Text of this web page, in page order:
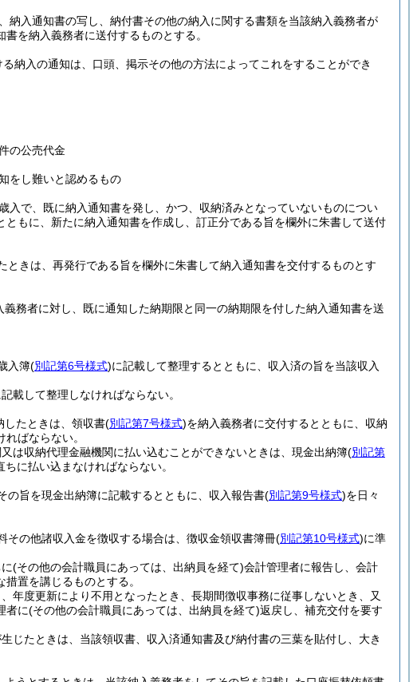
納入通知書の写し、納付書その他の納入に関する書類を当該納入義務者が
を納入義務者に送付するものとする。
納入の通知は、口頭、掲示その他の方法によってこれをすることができ
の公売代金
をし難いと認めるもの
入で、既に納入通知書を発し、かつ、収納済みとなっていないものについ
もに、新たに納入通知書を作成し、訂正分である旨を欄外に朱書して送付
きは、再発行である旨を欄外に朱書して納入通知書を交付するものとす
務者に対し、既に通知した納期限と同一の納期限を付した納入通知書を送
入簿(別記第6号様式)に記載して整理するとともに、収入済の旨を当該収入
載して整理しなければならない。
したときは、領収書(別記第7号様式)を納入義務者に交付するとともに、収納
ばならない。
は収納代理金融機関に払い込むことができないときは、現金出納簿(別記第
に払い込まなければならない。
旨を現金出納簿に記載するとともに、収入報告書(別記第9号様式)を日々
の他諸収入金を徴収する場合は、徴収金領収書簿冊(別記第10号様式)に準
(その他の会計職員にあっては、出納員を経て)会計管理者に報告し、会計
置を講じるものとする。
年度更新により不用となったとき、長期間徴収事務に従事しないとき、又
者に(その他の会計職員にあっては、出納員を経て)返戻し、補充交付を要す
じたときは、当該領収書、収入済通知書及び納付書の三葉を貼付し、大き